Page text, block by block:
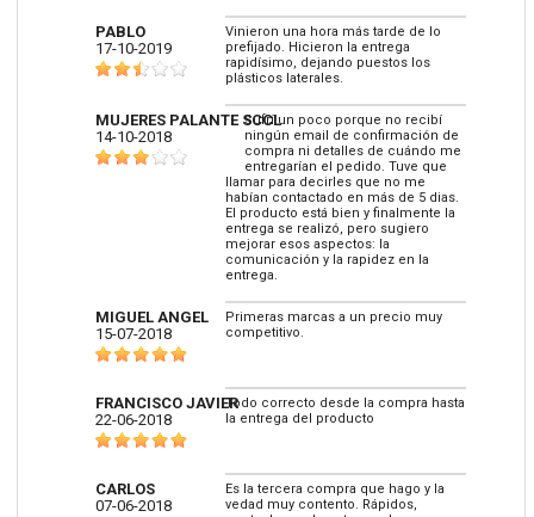
PABLO
17-10-2019
Vinieron una hora más tarde de lo
prefijado. Hicieron la entrega
rapidísimo, dejando puestos los
plásticos laterales.
MUJERES PALANTE SCCL
14-10-2018
Sufrí un poco porque no recibí
ningún email de confirmación de
compra ni detalles de cuándo me
entregarían el pedido. Tuve que
llamar para decirles que no me
habían contactado en más de 5 dias.
El producto está bien y finalmente la
entrega se realizó, pero sugiero
mejorar esos aspectos: la
comunicación y la rapidez en la
entrega.
MIGUEL ANGEL
15-07-2018
Primeras marcas a un precio muy
competitivo.
FRANCISCO JAVIER
22-06-2018
Todo correcto desde la compra hasta
la entrega del producto
CARLOS
07-06-2018
Es la tercera compra que hago y la
vedad muy contento. Rápidos,